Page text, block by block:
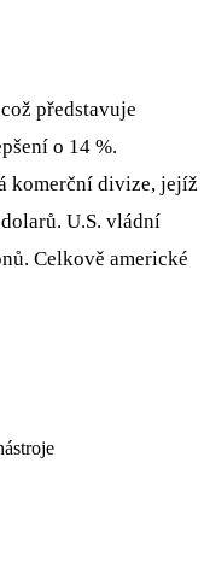
představuje
o 14 %.
komerční divize, jejíž
U.S. vládní
Celkově americké